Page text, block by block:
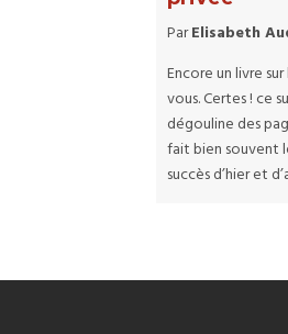
ParElisabeth
Encore un livre
vous. Certes ! ce
dégouline des
fait bien souvent
succès d’hier et